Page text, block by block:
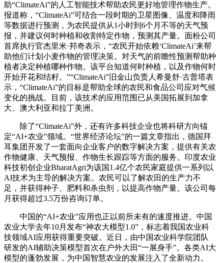
助“ClimateAi”的人工智能技术帮助农民更好地管理作物生产。
报道称，“ClimateAi”可结合一段时期的卫星图像、温度和降雨
等数据进行预测，为农民提供从1小时到6个月不等的天气预
报，并建议何时种植和收割特定作物，预测其产量。面粉公司
首席执行官杰里米·邦奇表示，“农民开始依赖‘ClimateAi’来帮
助他们计划小麦作物的管理决策。对天气的前瞻性预测帮助种
植者决定种植哪种作物。该平台知道何时种植，以及作物何时
开始开花和结籽。”“ClimateAi”旧金山负责人希曼舒·古普塔表
示，“ClimateAi”的目标是帮助全球的农民和食品公司应对气候
变化的挑战。目前，该技术的应用范围已从美国拓展到加拿
大、澳大利亚和拉丁美洲。
除了“ClimateAi”外，还有许多科技企业也将科研方向锚
定“AI+农业”领域。“世界经济论坛”的一篇文章指出，德国拜
耳集团开发了一套面向企业客户的数字解决方案，提供有关农
作物健康、天气预报、作物生长跟踪等方面的服务。印度农业
科技初创企业BharatAgri为该国1.4亿个农民家庭提供一系列以
AI技术为主导的解决方案。农民可以了解农田的生产力不
足，并获得种子、肥料和杀虫剂，以提高作物产量。该公司每
月获得超过3.5万份咨询订单。
中国的“AI+农业”应用也正以前所未有的速度推进。中国
农业大学去年10月发布“神农大模型1.0”，标志着我国农业科
技领域AI应用获得重要突破。近日，由中国农业科学院团队
研发的AI辅助决策模型首次在户外大田“一展身手”。各类AI大
模型的蓬勃发展，为中国智慧农业的发展注入了全新动力。